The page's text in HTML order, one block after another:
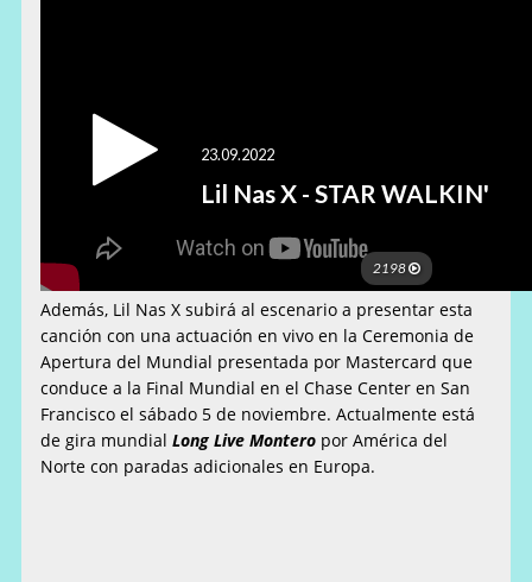
Además, Lil Nas X subirá al escenario a presentar esta
canción con una actuación en vivo en la Ceremonia de
Apertura del Mundial presentada por Mastercard que
conduce a la Final Mundial en el Chase Center en San
Francisco el sábado 5 de noviembre. Actualmente está
de gira mundialLong Live Montero por América del
Norte con paradas adicionales en Europa.